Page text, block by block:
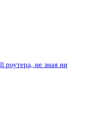
роутера, не зная ни